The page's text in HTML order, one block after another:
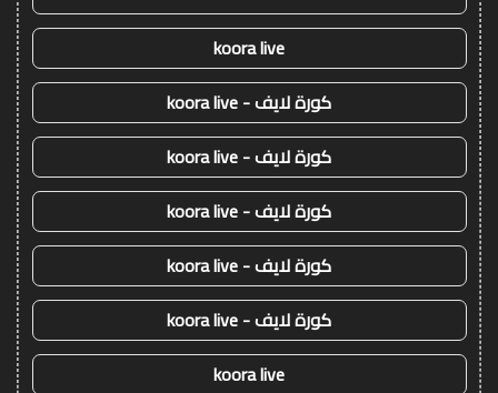
koora live
كورة لايف - koora live
كورة لايف - koora live
كورة لايف - koora live
كورة لايف - koora live
كورة لايف - koora live
koora live